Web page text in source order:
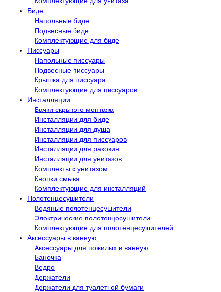
Биде
Напольные биде
Подвесные биде
Комплектующие для биде
Писсуары
Напольные писсуары
Подвесные писсуары
Крышка для писсуара
Комплектующие для писсуаров
Инсталляции
Бачки скрытого монтажа
Инсталляции для биде
Инсталляции для душа
Инсталляции для писсуаров
Инсталляции для раковин
Инсталляции для унитазов
Комплекты с унитазом
Кнопки смыва
Комплектующие для инсталляций
Полотенцесушители
Водяные полотенцесушители
Электрические полотенцесушители
Комплектующие для полотенцесушителей
Аксессуары в ванную
Аксессуары для пожилых в ванную
Баночка
Ведро
Держатели
Держатели для туалетной бумаги